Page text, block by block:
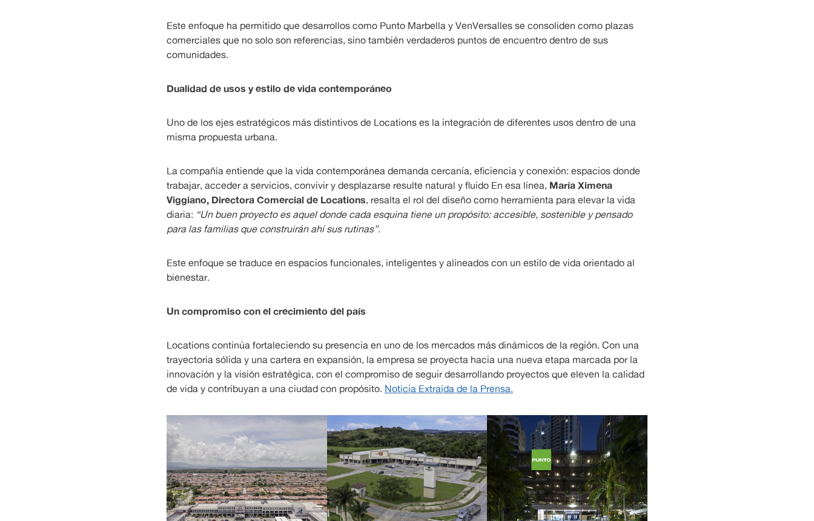
Este enfoque ha permitido que desarrollos como Punto Marbella y VenVersalles se consoliden como plazas
comerciales que no solo son referencias, sino también verdaderos puntos de encuentro dentro de sus
comunidades.
Dualidad de usos y estilo de vida contemporáneo
Uno de los ejes estratégicos más distintivos de Locations es la integración de diferentes usos dentro de una
misma propuesta urbana.
La compañía entiende que la vida contemporánea demanda cercanía, eficiencia y conexión: espacios donde
trabajar, acceder a servicios, convivir y desplazarse resulte natural y fluido En esa línea, María Ximena
Viggiano, Directora Comercial de Locations, resalta el rol del diseño como herramienta para elevar la vida
diaria: “Un buen proyecto es aquel donde cada esquina tiene un propósito: accesible, sostenible y pensado
para las familias que construirán ahí sus rutinas”.
Este enfoque se traduce en espacios funcionales, inteligentes y alineados con un estilo de vida orientado al
bienestar.
Un compromiso con el crecimiento del país
Locations continúa fortaleciendo su presencia en uno de los mercados más dinámicos de la región. Con una
trayectoria sólida y una cartera en expansión, la empresa se proyecta hacia una nueva etapa marcada por la
innovación y la visión estratégica, con el compromiso de seguir desarrollando proyectos que eleven la calidad
de vida y contribuyan a una ciudad con propósito. Noticia Extraída de la Prensa.